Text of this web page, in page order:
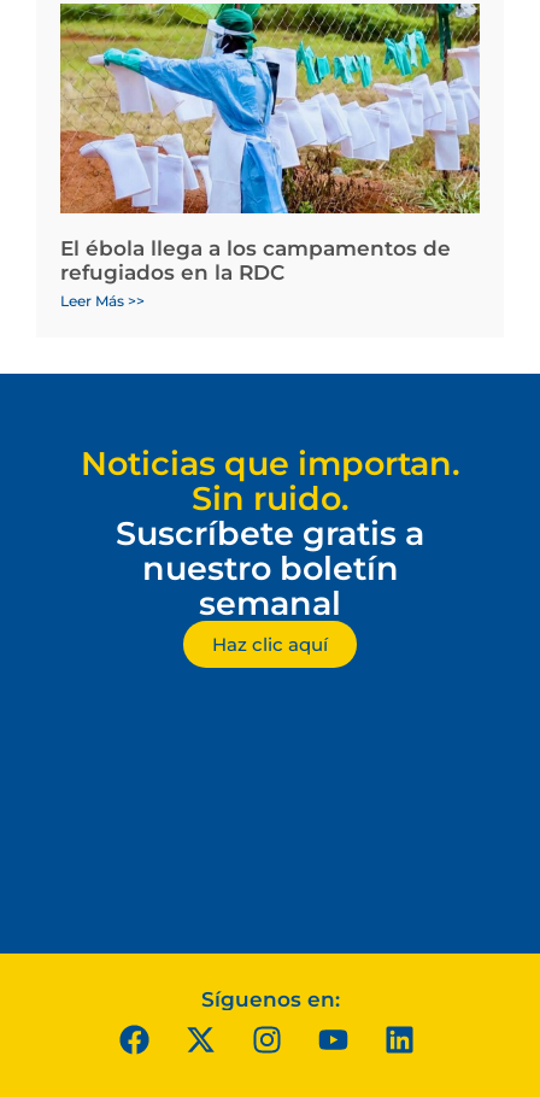
El ébola llega a los campamentos de
refugiados en la RDC
Leer Más >>
Noticias que importan.
Sin ruido.
Suscríbete gratis a
nuestro boletín
semanal
Haz clic aquí
Síguenos en: